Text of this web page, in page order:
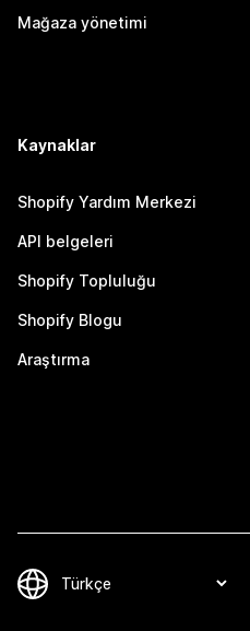
Mağaza yönetimi
Kaynaklar
Shopify Yardım Merkezi
API belgeleri
Shopify Topluluğu
Shopify Blogu
Araştırma